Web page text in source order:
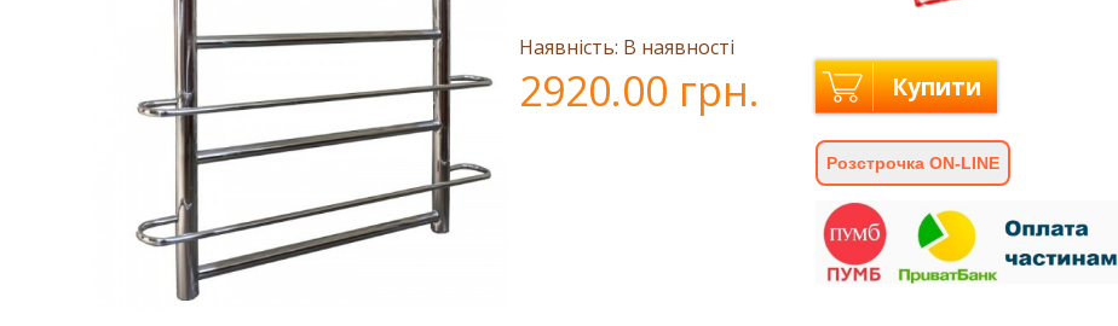
Наявність: В наявності
2920.00 грн. Купити
Розстрочка ON-LINE